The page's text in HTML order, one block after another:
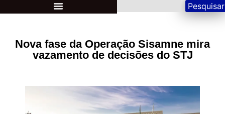
Pesquisar
Nova fase da Operação Sisamne mira
vazamento de decisões do STJ